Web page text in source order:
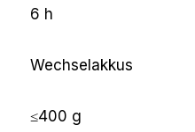
6 h
Wechselakkus
≤400 g